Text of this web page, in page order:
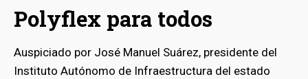
Polyflex para todos
Auspiciado por José Manuel Suárez, presidente del
Instituto Autónomo de Infraestructura del estado